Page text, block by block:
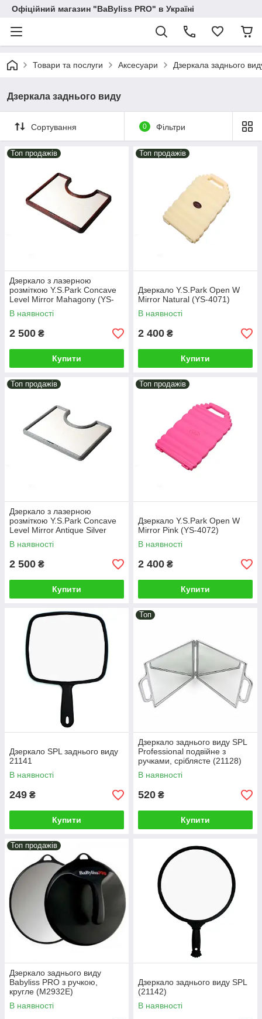
Офіційний магазин "BaByliss PRO" в Україні
Товари та послуги Аксесуари Дзеркала заднього
Дзеркала заднього виду
Сортування 0 Фільтри
Топ продажів
Дзеркало з лазерною
розміткою Y.S.Park Concave
Level Mirror Mahagony (YS-
4074)
В наявності
2 500 ₴
Купити
Топ продажів
Дзеркало Y.S.Park Open W
Mirror Natural (YS-4071)
В наявності
2 400 ₴
Купити
Топ продажів
Дзеркало з лазерною
розміткою Y.S.Park Concave
Level Mirror Antique Silver
(YS-4073)
В наявності
2 500 ₴
Купити
Топ продажів
Дзеркало Y.S.Park Open W
Mirror Pink (YS-4072)
В наявності
2 400 ₴
Купити
Дзеркало SPL заднього виду
21141
В наявності
249 ₴
Купити
Топ
Дзеркало заднього виду SPL
Professional подвійне з
ручками, сріблясте (21128)
В наявності
520 ₴
Купити
Топ продажів
Дзеркало заднього виду
Babyliss PRO з ручкою,
кругле (M2932E)
В наявності
Дзеркало заднього виду SPL
(21142)
В наявності